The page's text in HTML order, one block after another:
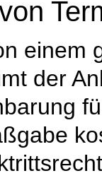
einem
der